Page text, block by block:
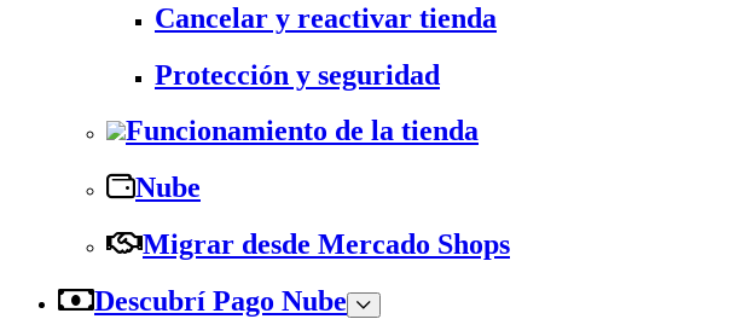
Cancelar y reactivar tienda
Protección y seguridad
Funcionamiento de la tienda
Nube
Migrar desde Mercado Shops
Descubrí Pago Nube